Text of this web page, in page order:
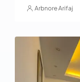
Arbnore Arifaj